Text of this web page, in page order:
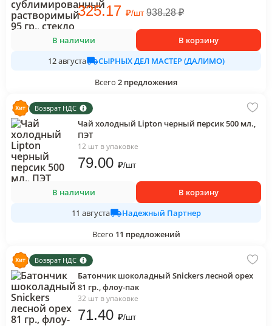
325.17 ₽/шт 938.28 ₽
В наличии
В корзину
12 августа
СЫРНЫХ ДЕЛ МАСТЕР (ДАЛИМО)
Всего 2 предложения
Возврат НДС
Чай холодный Lipton черный персик 500 мл.,
ПЭТ
12 шт в упаковке
79.00 ₽/шт
В наличии
В корзину
11 августа
Надежный Партнер
Всего 11 предложений
Возврат НДС
Батончик шоколадный Snickers лесной орех
81 гр., флоу-пак
32 шт в упаковке
71.40 ₽/шт